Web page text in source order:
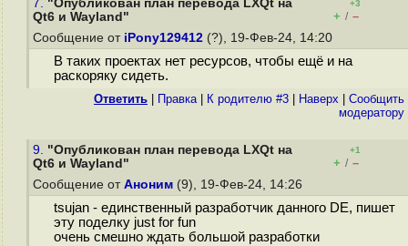
7. "Опубликован план перевода LXQt на
Qt6 и Wayland"
+3
+ / –
Сообщение от iPony129412 (?), 19-Фев-24, 14:20
В таких проектах нет ресурсов, чтобы ещё и на
раскоряку сидеть.
Ответить Правка| К родителю #3 Наверх
Cообщить
модератору
9. "Опубликован план перевода LXQt на
Qt6 и Wayland"
+1
+ / –
Сообщение от Аноним (9), 19-Фев-24, 14:26
tsujan - единственный разработчик данного DE, пишет
эту поделку just for fun
очень смешно ждать большой разработки